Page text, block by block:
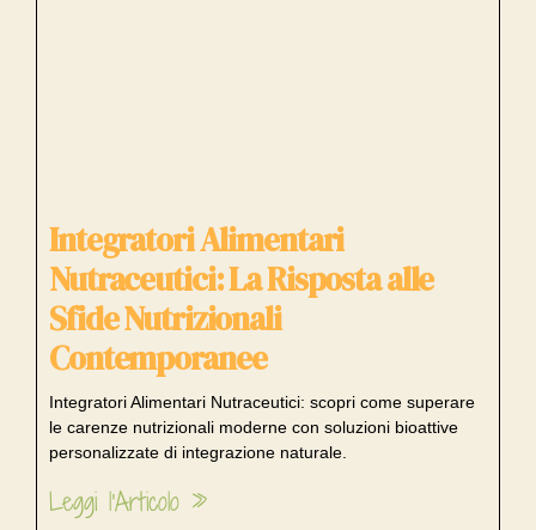
Integratori Alimentari
Nutraceutici: La Risposta alle
Sfide Nutrizionali
Contemporanee
Integratori Alimentari Nutraceutici: scopri come superare
le carenze nutrizionali moderne con soluzioni bioattive
personalizzate di integrazione naturale.
Leggi l'Articolo »